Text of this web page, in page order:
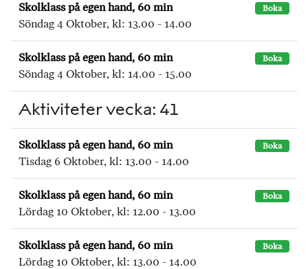
Skolklass på egen hand, 60 min Boka
Söndag 4 Oktober, kl: 13.00 - 14.00
Skolklass på egen hand, 60 min Boka
Söndag 4 Oktober, kl: 14.00 - 15.00
Aktiviteter vecka: 41
Skolklass på egen hand, 60 min Boka
Tisdag 6 Oktober, kl: 13.00 - 14.00
Skolklass på egen hand, 60 min Boka
Lördag 10 Oktober, kl: 12.00 - 13.00
Skolklass på egen hand, 60 min Boka
Lördag 10 Oktober, kl: 13.00 - 14.00